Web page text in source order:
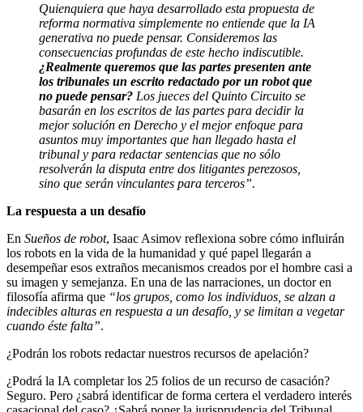
Quienquiera que haya desarrollado esta propuesta de
reforma normativa simplemente no entiende que la IA
generativa no puede pensar. Consideremos las
consecuencias profundas de este hecho indiscutible.
¿Realmente queremos que las partes presenten ante
los tribunales un escrito redactado por un robot que
no puede pensar? Los jueces del Quinto Circuito se
basarán en los escritos de las partes para decidir la
mejor solución en Derecho y el mejor enfoque para
asuntos muy importantes que han llegado hasta el
tribunal y para redactar sentencias que no sólo
resolverán la disputa entre dos litigantes perezosos,
sino que serán vinculantes para terceros”.
La respuesta a un desafío
En Sueños de robot, Isaac Asimov reflexiona sobre cómo influirán
los robots en la vida de la humanidad y qué papel llegarán a
desempeñar esos extraños mecanismos creados por el hombre casi a
su imagen y semejanza. En una de las narraciones, un doctor en
filosofía afirma que “los grupos, como los individuos, se alzan a
indecibles alturas en respuesta a un desafío, y se limitan a vegetar
cuando éste falta”.
¿Podrán los robots redactar nuestros recursos de apelación?
¿Podrá la IA completar los 25 folios de un recurso de casación?
Seguro. Pero ¿sabrá identificar de forma certera el verdadero interés